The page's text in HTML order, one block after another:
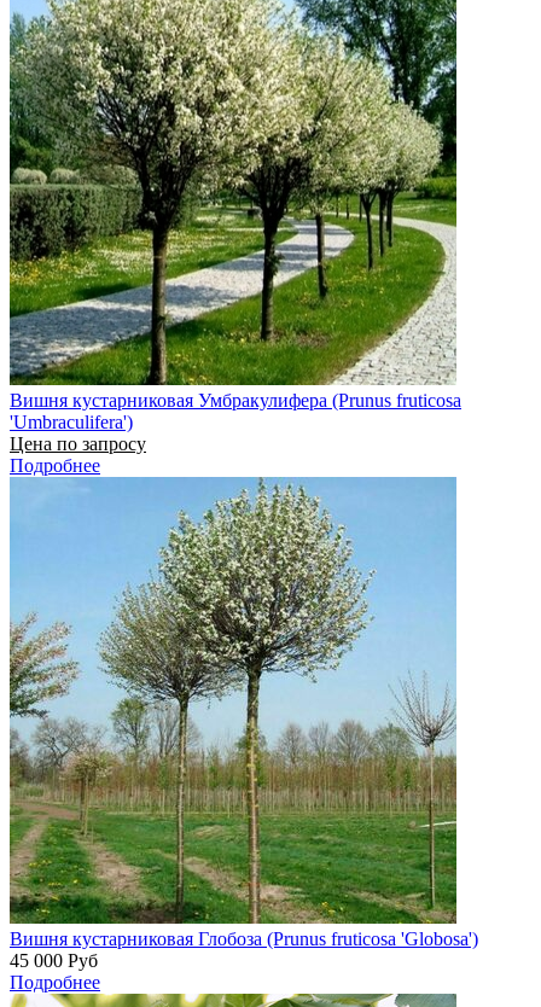
Вишня кустарниковая Умбракулифера (Prunus fruticosa
'Umbraculifera')
Цена по запросу
Подробнее
Вишня кустарниковая Глобоза (Prunus fruticosa 'Globosa')
45 000 Руб
Подробнее